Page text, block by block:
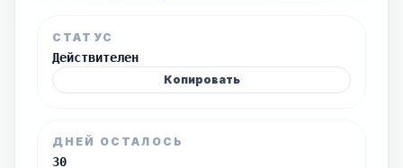
СТАТУС
Действителен
Копировать
ДНЕЙ ОСТАЛОСЬ
30